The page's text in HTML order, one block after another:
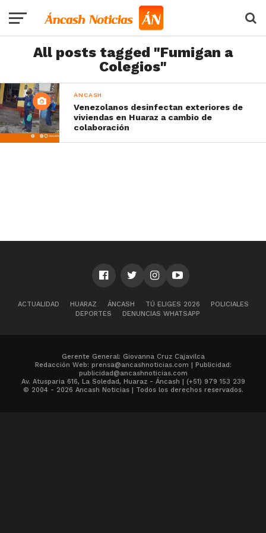
All posts tagged "Fumigan a
Colegios"
ÁNCASH
Venezolanos desinfectan exteriores de
viviendas en Huaraz a cambio de
colaboración
ACTUALIDAD HUARAZ ÁNCASH TÚ ELIGES 2026
POLICIALES
DEPORTES
DENUNCIAS WHATSAPP
Gerente General: Giovanna Cruz Cajavilca
Redacción Web: prensa@ancashnoticias.com | Publicidad:
publicidad@ancashnoticias.com
Av. Atusparia 616, La Soledad, Huaraz - Áncash | (+51) 979 153 239
© 2004 - 2026 Ancash Noticias | Todos los derechos reservados.